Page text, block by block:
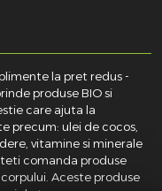
la pret redus -
produse BIO si
care ajuta la
precum: ulei de cocos,
vitamine si minerale
comanda produse
Aceste produse